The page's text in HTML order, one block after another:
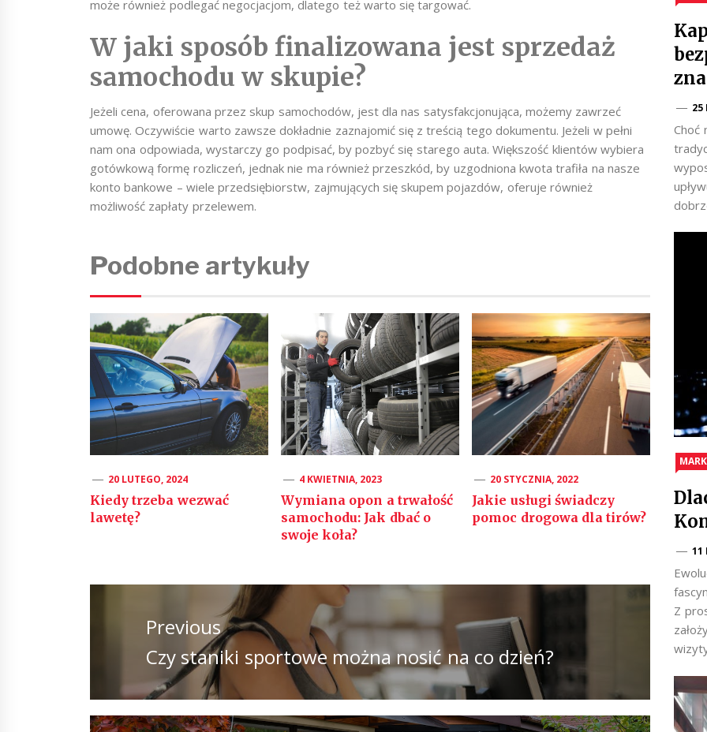
może również podlegać negocjacjom, dlatego też warto się targować.
W jaki sposób finalizowana jest sprzedaż
samochodu w skupie?
Jeżeli cena, oferowana przez skup samochodów, jest dla nas satysfakcjonująca, możemy zawrzeć
umowę. Oczywiście warto zawsze dokładnie zaznajomić się z treścią tego dokumentu. Jeżeli w pełni
nam ona odpowiada, wystarczy go podpisać, by pozbyć się starego auta. Większość klientów wybiera
gotówkową formę rozliczeń, jednak nie ma również przeszkód, by uzgodniona kwota trafiła na nasze
konto bankowe – wiele przedsiębiorstw, zajmujących się skupem pojazdów, oferuje również
możliwość zapłaty przelewem.
Podobne artykuły
20 LUTEGO, 2024
Kiedy trzeba wezwać
lawetę?
4 KWIETNIA, 2023
Wymiana opon a trwałość
samochodu: Jak dbać o
swoje koła?
20 STYCZNIA, 2022
Jakie usługi świadczy
pomoc drogowa dla tirów?
Nawigacja
wpisuPrevious
Previous
post:
Czy staniki sportowe można nosić na co dzień?
25
Choć
11
Z